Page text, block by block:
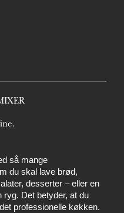
så mange
du skal lave brød,
desserter – eller en
ryg. Det betyder, at du
professionelle køkken.